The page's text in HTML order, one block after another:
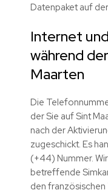
Datenpaket auf
Internet
während
Maarten
Die
der Sie auf Sint
nach der
zugeschickt. Es
(+44) Nummer.
betreffende
den französischen